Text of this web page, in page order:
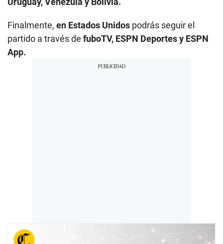
Finalmente, en Estados Unidos podrás seguir el
partido a través de fuboTV, ESPN Deportes y ESPN
App.